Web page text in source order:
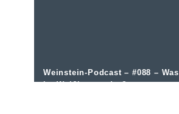
Weinstein-Podcast – #088 – Was
ist Weißburgunder?